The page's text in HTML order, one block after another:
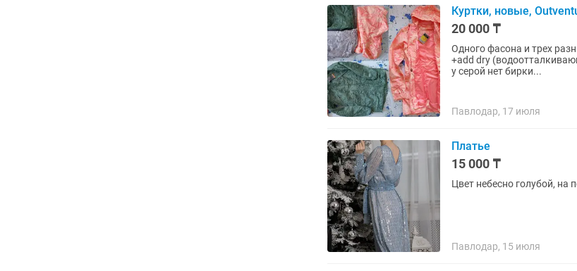
Куртки, новые,
20 000 ₸
Одного фасона и трех
+add dry
у серой нет бирки...
Павлодар, 17 июля
Платье
15 000 ₸
Цвет небесно голубой, на
Павлодар, 15 июля